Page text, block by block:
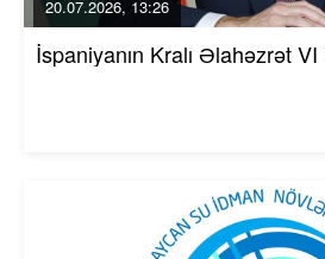
20.07.2026, 13:26
İspaniyanın Kralı Əlahəzrət